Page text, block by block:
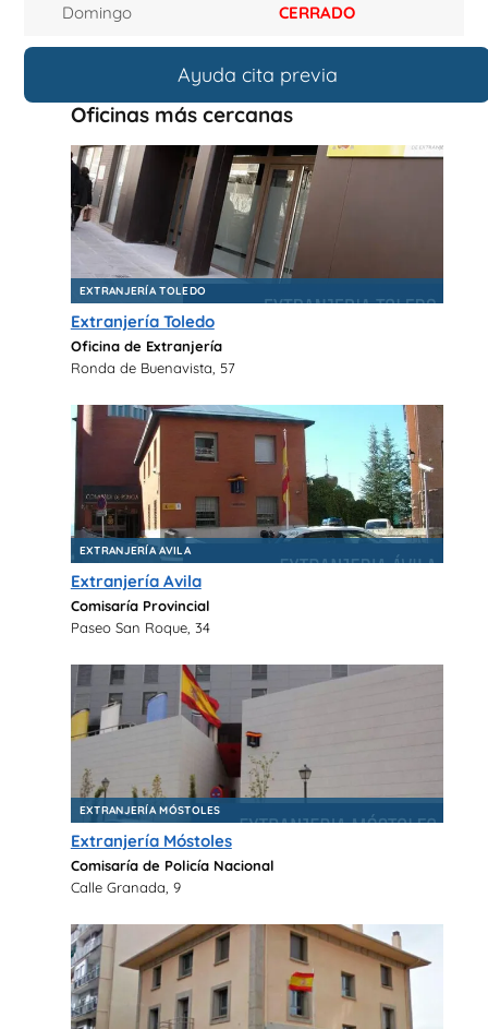
Domingo CERRADO
Ayuda cita previa
Oficinas más cercanas
EXTRANJERÍA TOLEDO
Extranjería Toledo
Oficina de Extranjería
Ronda de Buenavista, 57
EXTRANJERÍA AVILA
Extranjería Avila
Comisaría Provincial
Paseo San Roque, 34
EXTRANJERÍA MÓSTOLES
Extranjería Móstoles
Comisaría de Policía Nacional
Calle Granada, 9